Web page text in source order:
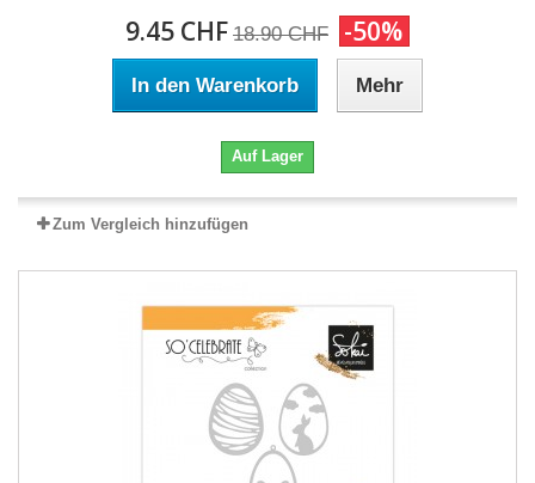
9.45 CHF 18.90 CHF -50%
In den Warenkorb Mehr
Auf Lager
Zum Vergleich hinzufügen